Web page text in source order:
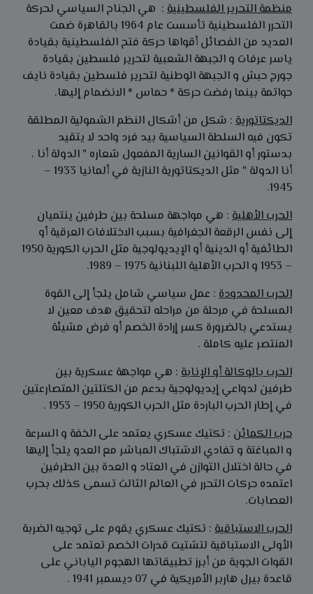
منظمة التحرير الفلسطينية : هي الجناح السياسي لحركة
التحرر الفلسطينية تأسست عام 1964 بالقاهرة ضمت
العديد من الفصائل أقواها حركة فتح الفلسطينية بقيادة
ياسر عرفات و الجبهة الشعبية لتحرير فلسطين بقيادة
جورج حبش و الجبهة الوطنية لتحرير فلسطين بقيادة نايف
حواتمة بينما رفضت حركة * حماس * الانضمام إليها.
الديكتاتورية : شكل من أشكال النظم الشمولية المطلقة
تكون فيه السلطة السياسية بيد فرد واحد لا يتقيد
بدستور أو القوانين السارية المفعول شعاره " الدولة أنا ،
أنا الدولة " مثل الديكتاتورية النازية في ألمانيا 1933 –
1945.
الحرب الأهلية : هي مواجهة مسلحة بين طرفين ينتميان
إلى نفس الرقعة الجغرافية بسبب الاختلافات العرقية أو
الطائفية أو الدينية أو الإيديولوجية مثل الحرب الكورية 1950
– 1953 و الحرب الأهلية اللبنانية 1975 – 1989.
الحرب المحدودة : عمل سياسي شامل يلجأ إلى القوة
المسلحة في مرحلة من مراحله لتحقيق هدف معين لا
يستدعي بالضرورة كسر إرادة الخصم أو فرض مشيئة
المنتصر عليه كاملة .
الحرب بالوكالة أو الإنابة : هي مواجهة عسكرية بين
طرفين لدواعي إيديولوجية بدعم من الكتلتين المتصارعتين
في إطار الحرب الباردة مثل الحرب الكورية 1950 – 1953 .
حرب الكمائن : تكتيك عسكري يعتمد على الخفة و السرعة
و المباغتة و تفادي الاشتباك المباشر مع العدو يلجأ إليها
في حالة اختلال التوازن في العتاد و العدة بين الطرفين
اعتمده حركات التحرر في العالم الثالث تسمى كذلك بحرب
العصابات.
الحرب الاستباقية : تكتيك عسكري يقوم على توجيه الضربة
الأولى الاستباقية لتشتيت قدرات الخصم تعتمد على
القوات الجوية من أبرز تطبيقاتها الهجوم الياباني على
قاعدة بيرل هاربر الأمريكية في 07 ديسمبر 1941 .